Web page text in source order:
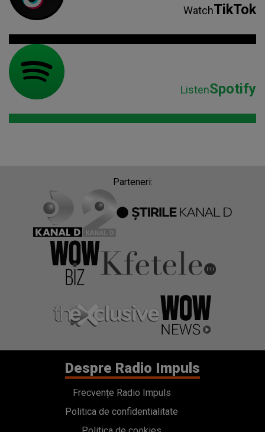
WatchTikTok
ListenSpotify
Parteneri:
Despre Radio Impuls
Frecvențe Radio Impuls
Politica de confidentialitate